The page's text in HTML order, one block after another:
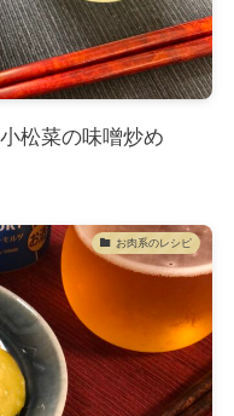
松菜の味噌炒め
お肉系のレシピ